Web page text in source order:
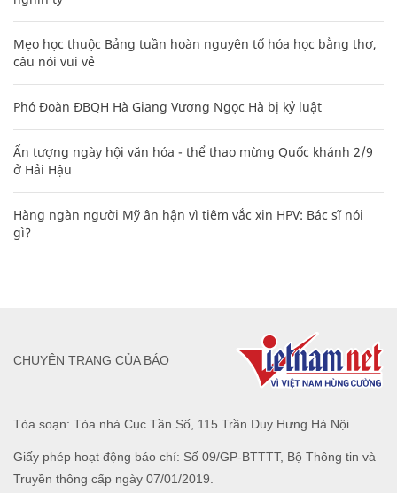
Mẹo học thuộc Bảng tuần hoàn nguyên tố hóa học bằng thơ,
câu nói vui vẻ
Phó Đoàn ĐBQH Hà Giang Vương Ngọc Hà bị kỷ luật
Ấn tượng ngày hội văn hóa - thể thao mừng Quốc khánh 2/9
ở Hải Hậu
Hàng ngàn người Mỹ ân hận vì tiêm vắc xin HPV: Bác sĩ nói
gì?
Tòa soạn: Tòa nhà Cục Tần Số, 115 Trần Duy Hưng Hà Nội
Giấy phép hoạt động báo chí: Số 09/GP-BTTTT, Bộ Thông tin và
Truyền thông cấp ngày 07/01/2019.
CHUYÊN TRANG CỦA BÁO